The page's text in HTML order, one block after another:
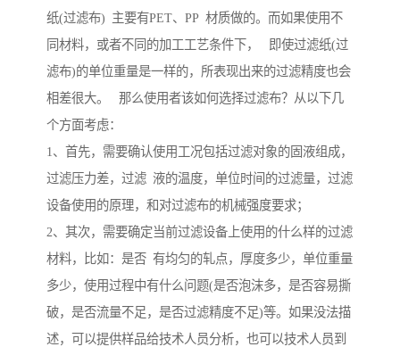
纸(过滤布) 主要有PET、PP 材质做的。而如果使用不
同材料，或者不同的加工工艺条件下， 即使过滤纸(过
滤布)的单位重量是一样的，所表现出来的过滤精度也会
相差很大。 那么使用者该如何选择过滤布？从以下几
个方面考虑：
1、首先，需要确认使用工况包括过滤对象的固液组成，
过滤压力差，过滤 液的温度，单位时间的过滤量，过滤
设备使用的原理，和对过滤布的机械强度要求；
2、其次，需要确定当前过滤设备上使用的什么样的过滤
材料，比如：是否 有均匀的轧点，厚度多少，单位重量
多少，使用过程中有什么问题(是否泡沫多，是否容易撕
破，是否流量不足，是否过滤精度不足)等。如果没法描
述，可以提供样品给技术人员分析，也可以技术人员到